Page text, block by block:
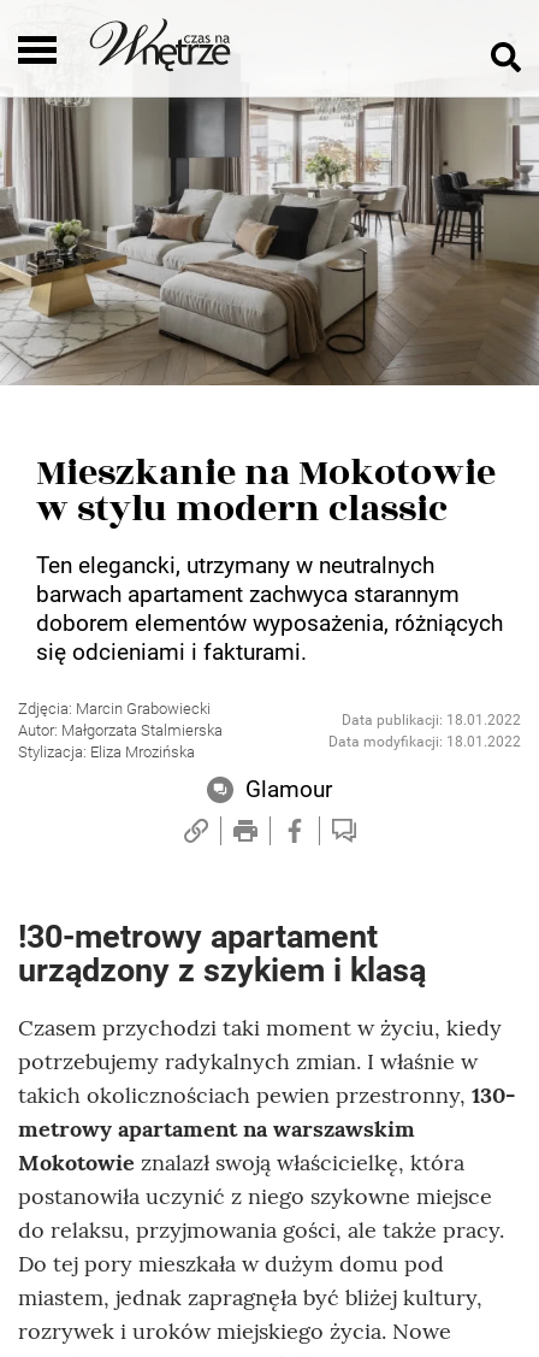
Mieszkanie na Mokotowie
w stylu modern classic
Ten elegancki, utrzymany w neutralnych
barwach apartament zachwyca starannym
doborem elementów wyposażenia, różniących
się odcieniami i fakturami.
Zdjęcia: Marcin Grabowiecki
Autor: Małgorzata Stalmierska
Stylizacja: Eliza Mrozińska
Data publikacji: 18.01.2022
Data modyfikacji: 18.01.2022
Glamour
!30-metrowy apartament
urządzony z szykiem i klasą
Czasem przychodzi taki moment w życiu, kiedy
potrzebujemy radykalnych zmian. I właśnie w
takich okolicznościach pewien przestronny, 130-
metrowy apartament na warszawskim
Mokotowie znalazł swoją właścicielkę, która
postanowiła uczynić z niego szykowne miejsce
do relaksu, przyjmowania gości, ale także pracy.
Do tej pory mieszkała w dużym domu pod
miastem, jednak zapragnęła być bliżej kultury,
rozrywek i uroków miejskiego życia. Nowe